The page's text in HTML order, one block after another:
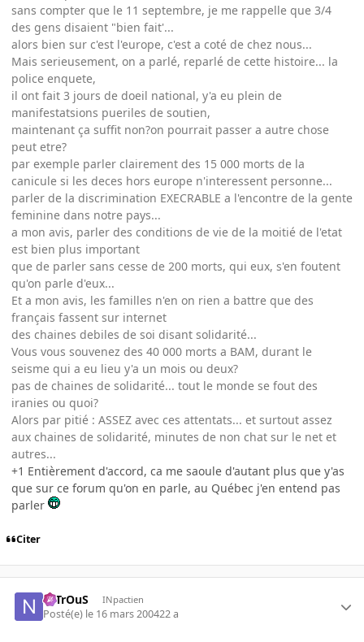
sans compter que le 11 septembre, je me rappelle que 3/4
des gens disaient "bien fait'...
alors bien sur c'est l'europe, c'est a coté de chez nous...
Mais serieusement, on a parlé, reparlé de cette histoire... la
police enquete,
il ont fait 3 jours de doeil national, y'a eu plein de
manifestatsions pueriles de soutien,
maintenant ça suffit non?on pourrait passer a autre chose
peut etre?
par exemple parler clairement des 15 000 morts de la
canicule si les deces hors europe n'interessent personne...
parler de la discrimination EXECRABLE a l'encontre de la gente
feminine dans notre pays...
a mon avis, parler des conditions de vie de la moitié de l'etat
est bien plus important
que de parler sans cesse de 200 morts, qui eux, s'en foutent
qu'on parle d'eux...
Et a mon avis, les familles n'en on rien a battre que des
français fassent sur internet
des chaines debiles de soi disant solidarité...
Vous vous souvenez des 40 000 morts a BAM, durant le
seisme qui a eu lieu y'a un mois ou deux?
pas de chaines de solidarité... tout le monde se fout des
iranies ou quoi?
Alors par pitié : ASSEZ avec ces attentats... et surtout assez
aux chaines de solidarité, minutes de non chat sur le net et
autres...
+1 Entièrement d'accord, ca me saoule d'autant plus que y'as
que sur ce forum qu'on en parle, au Québec j'en entend pas
parler
Citer
NiTrOuS INpactien
Posté(e) le 16 mars 200422 a